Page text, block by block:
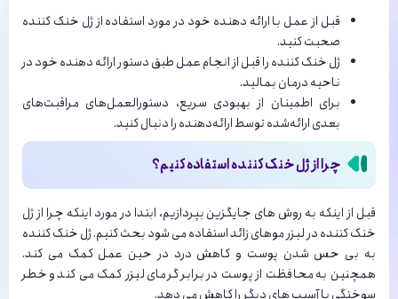
قبل از عمل با ارائه دهنده خود در مورد استفاده از ژل خنک کننده
صحبت کنید.
ژل خنک کننده را قبل از انجام عمل طبق دستور ارائه دهنده خود در
ناحیه درمان بمالید.
برای اطمینان از بهبودی سریع، دستورالعمل‌های مراقبت‌های
بعدی ارائه‌شده توسط ارائه‌دهنده را دنبال کنید.
چرا از ژل خنک کننده استفاده کنیم؟
قبل از اینکه به روش های جایگزین بپردازیم، ابتدا در مورد اینکه چرا از ژل
خنک کننده در لیزر موهای زائد استفاده می شود بحث کنیم. ژل خنک کننده
به بی حس شدن پوست و کاهش درد در حین عمل کمک می کند.
همچنین به محافظت از پوست در برابر گرمای لیزر کمک می کند و خطر
سوختگی یا آسیب های دیگر را کاهش می دهد.